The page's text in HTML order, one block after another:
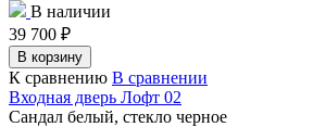
В наличии
39 700 ₽
В корзину
К сравнению В сравнении
Входная дверь Лофт 02
Сандал белый, стекло черное